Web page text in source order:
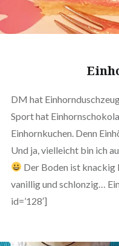
DM hat
Sport hat
Einhornkuchen. Denn
Und ja, vielleicht bin ich
Der Boden ist knackig
vanillig und schlonzig…
id=’128′]